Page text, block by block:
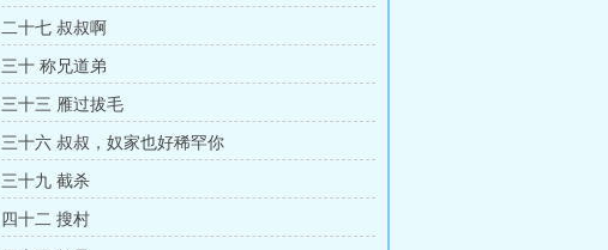
二十七 叔叔啊
三十 称兄道弟
三十三 雁过拔毛
三十六 叔叔，奴家也好稀罕你
三十九 截杀
四十二 搜村